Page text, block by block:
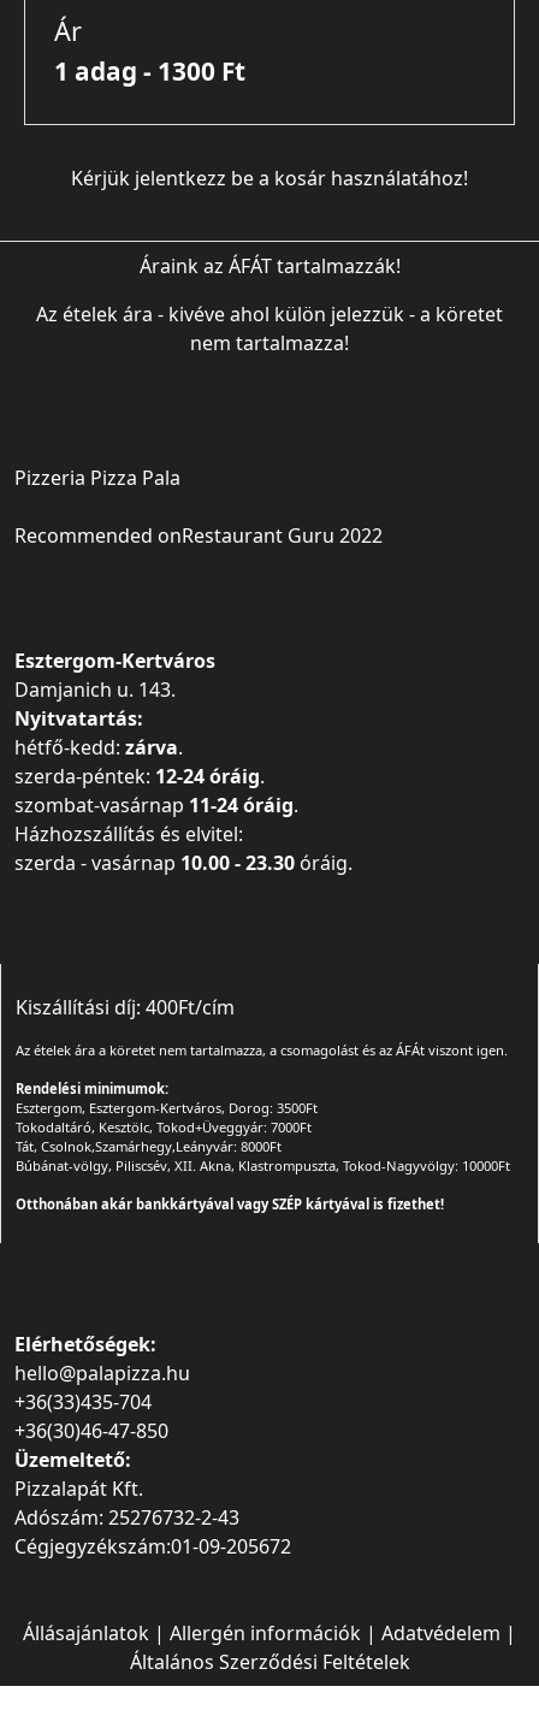
Ár
1 adag - 1300 Ft
Kérjük jelentkezz be a kosár használatához!
Áraink az ÁFÁT tartalmazzák!
Az ételek ára - kivéve ahol külön jelezzük - a köretet
nem tartalmazza!
Pizzeria Pizza Pala
Recommended onRestaurant Guru 2022
Esztergom-Kertváros
Damjanich u. 143.
Nyitvatartás:
hétfő-kedd: zárva.
szerda-péntek: 12-24 óráig.
szombat-vasárnap 11-24 óráig.
Házhozszállítás és elvitel:
szerda - vasárnap 10.00 - 23.30 óráig.
Kiszállítási díj: 400Ft/cím
Az ételek ára a köretet nem tartalmazza, a csomagolást és az ÁFÁt viszont igen.
Rendelési minimumok:
Esztergom, Esztergom-Kertváros, Dorog: 3500Ft
Tokodaltáró, Kesztölc, Tokod+Üveggyár: 7000Ft
Tát, Csolnok,Szamárhegy,Leányvár: 8000Ft
Búbánat-völgy, Piliscsév, XII. Akna, Klastrompuszta, Tokod-Nagyvölgy: 10000Ft
Otthonában akár bankkártyával vagy SZÉP kártyával is fizethet!
Elérhetőségek:
hello@palapizza.hu
+36(33)435-704
+36(30)46-47-850
Üzemeltető:
Pizzalapát Kft.
Adószám: 25276732-2-43
Cégjegyzékszám:01-09-205672
Állásajánlatok | Allergén információk | Adatvédelem |
Általános Szerződési Feltételek